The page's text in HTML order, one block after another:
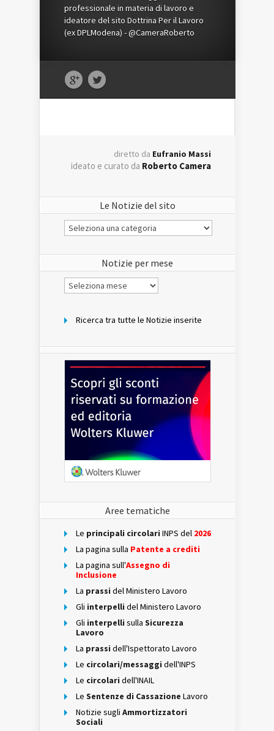
professionale in materia di lavoro e
ideatore del sito Dottrina Per il Lavoro
(ex DPLModena) - @CameraRoberto
diretto da Eufranio Massi
ideato e curato da Roberto Camera
Le Notizie del sito
Le
Notizie
Notizie per mese
Notizie
per
Ricerca tra tutte le Notizie inserite
Aree tematiche
Le principali circolari INPS del 2026
La pagina sulla Patente a crediti
La pagina sull'Assegno di
Inclusione
La prassi del Ministero Lavoro
Gli interpelli del Ministero Lavoro
Gli interpelli sulla Sicurezza
Lavoro
La prassi dell'Ispettorato Lavoro
Le circolari/messaggi dell'INPS
Le circolari dell'INAIL
Le Sentenze di Cassazione Lavoro
Notizie sugli Ammortizzatori
Sociali